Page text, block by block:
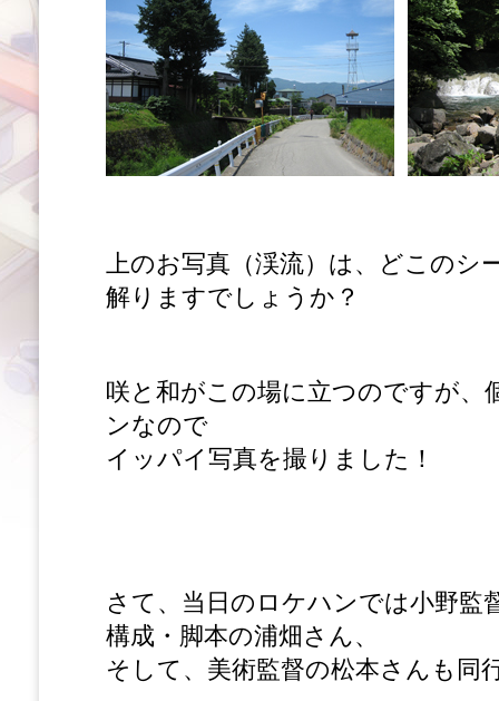
上のお写真（渓流）は、どこのシ
解りますでしょうか？
咲と和がこの場に立つのですが、
ンなので
イッパイ写真を撮りました！
さて、当日のロケハンでは小野監
構成・脚本の浦畑さん、
そして、美術監督の松本さんも同